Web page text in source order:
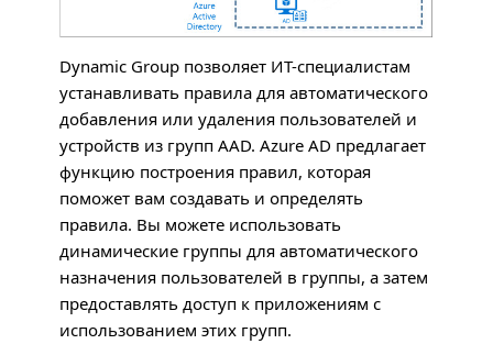
Dynamic Group позволяет ИТ-специалистам
устанавливать правила для автоматического
добавления или удаления пользователей и
устройств из групп AAD. Azure AD предлагает
функцию построения правил, которая
поможет вам создавать и определять
правила. Вы можете использовать
динамические группы для автоматического
назначения пользователей в группы, а затем
предоставлять доступ к приложениям с
использованием этих групп.